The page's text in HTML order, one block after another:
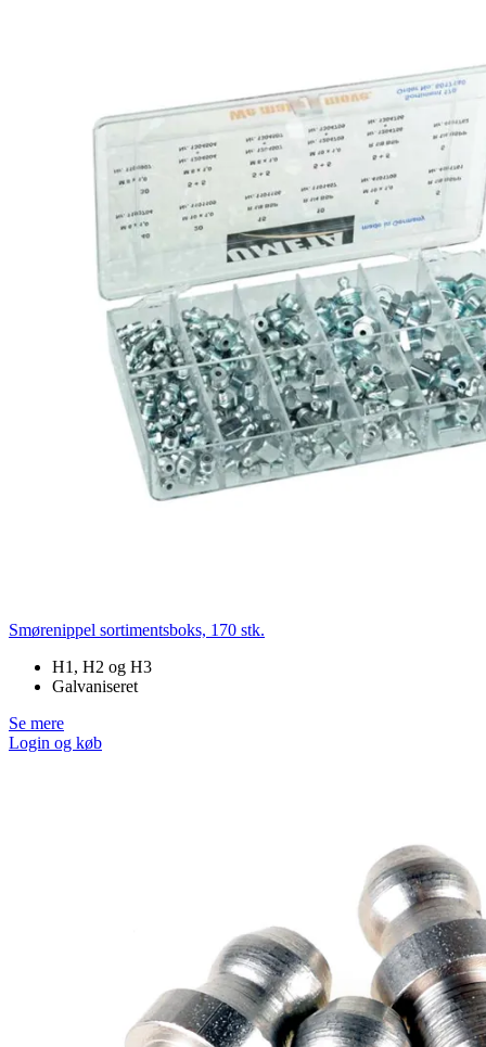
Smørenippel sortimentsboks, 170 stk.
H1, H2 og H3
Galvaniseret
Se mere
Login og køb